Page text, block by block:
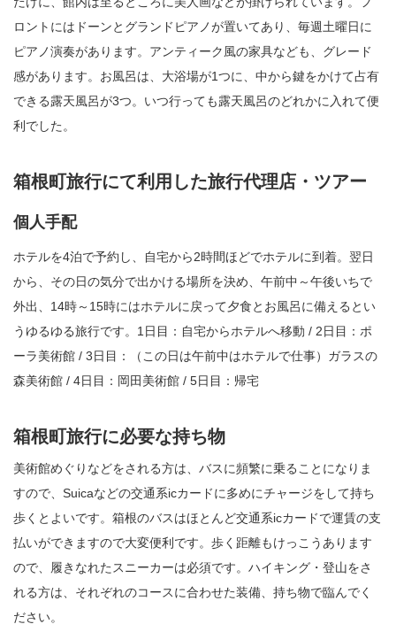
ロントにはドーンとグランドピアノが置いてあり、毎週土曜日に
ピアノ演奏があります。アンティーク風の家具なども、グレード
感があります。お風呂は、大浴場が1つに、中から鍵をかけて占有
できる露天風呂が3つ。いつ行っても露天風呂のどれかに入れて便
利でした。
箱根町旅行にて利用した旅行代理店・ツアー
個人手配
ホテルを4泊で予約し、自宅から2時間ほどでホテルに到着。翌日
から、その日の気分で出かける場所を決め、午前中～午後いちで
外出、14時～15時にはホテルに戻って夕食とお風呂に備えるとい
うゆるゆる旅行です。1日目：自宅からホテルへ移動 / 2日目：ポ
ーラ美術館 / 3日目：（この日は午前中はホテルで仕事）ガラスの
森美術館 / 4日目：岡田美術館 / 5日目：帰宅
箱根町旅行に必要な持ち物
美術館めぐりなどをされる方は、バスに頻繁に乗ることになりま
すので、Suicaなどの交通系icカードに多めにチャージをして持ち
歩くとよいです。箱根のバスはほとんど交通系icカードで運賃の支
払いができますので大変便利です。歩く距離もけっこうあります
ので、履きなれたスニーカーは必須です。ハイキング・登山をさ
れる方は、それぞれのコースに合わせた装備、持ち物で臨んでく
ださい。